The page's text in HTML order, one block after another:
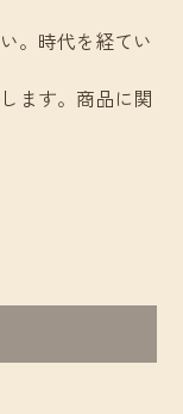
。時代を経てい
ます。商品に関